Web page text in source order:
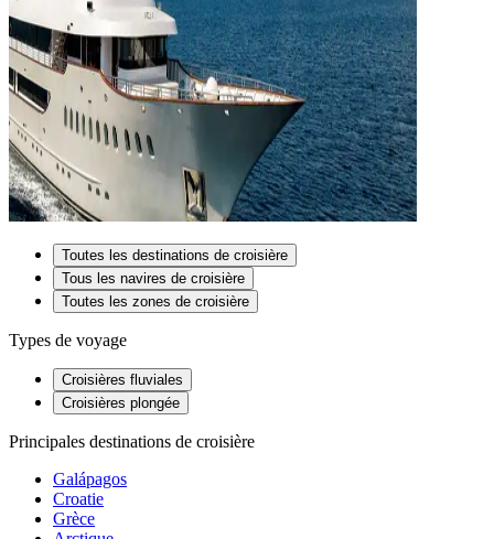
Toutes les destinations de croisière
Tous les navires de croisière
Toutes les zones de croisière
Types de voyage
Croisières fluviales
Croisières plongée
Principales destinations de croisière
Galápagos
Croatie
Grèce